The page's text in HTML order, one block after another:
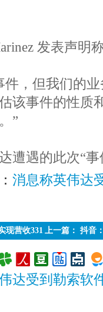
发表声明
，但我们的
该事件的性质
”
遭遇的此次“
消息称英伟达
上一篇： 抖音
现营收331
达受到勒索软